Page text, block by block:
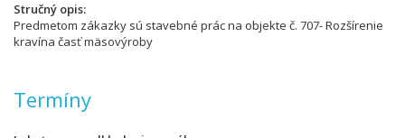
Stručný opis
Predmetom zákazky sú stavebné prác na objekte č. 707- Rozšírenie
kravína časť mäsovýroby
Termíny